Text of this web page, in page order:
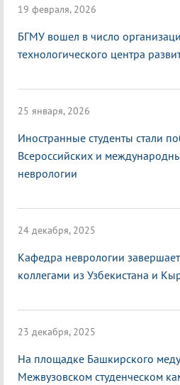
19 февраля, 2026
БГМУ вошел в число
технологического центра
25 января, 2026
Иностранные студенты стали
Всероссийских и
неврологии
24 декабря, 2025
Кафедра неврологии
коллегами из Узбекистана и
23 декабря, 2025
На площадке Башкирского
Межвузовском студенческом